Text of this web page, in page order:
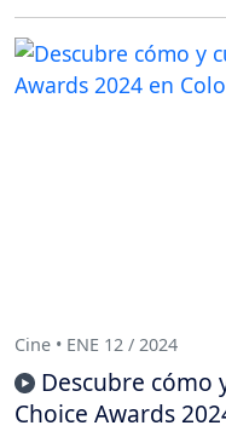
Cine • ENE 12 / 2024
Descubre cómo
Choice Awards